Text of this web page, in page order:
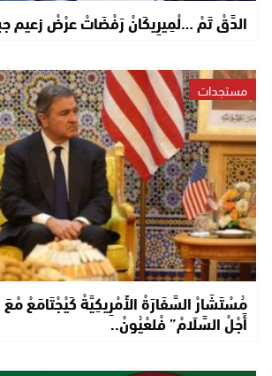
الدَّقْ تَمْ …لْمِيرِيكَانْ رَفْضَاتْ عرْضْ زعيم
مستجدات
مُسْتَشَارْ السَّفَارَةْ الأَمْرِيكِيَّةْ كَيْجْتَامَعْ
أَجْلْ السَّلَامْ” فْلعْيُونْ..